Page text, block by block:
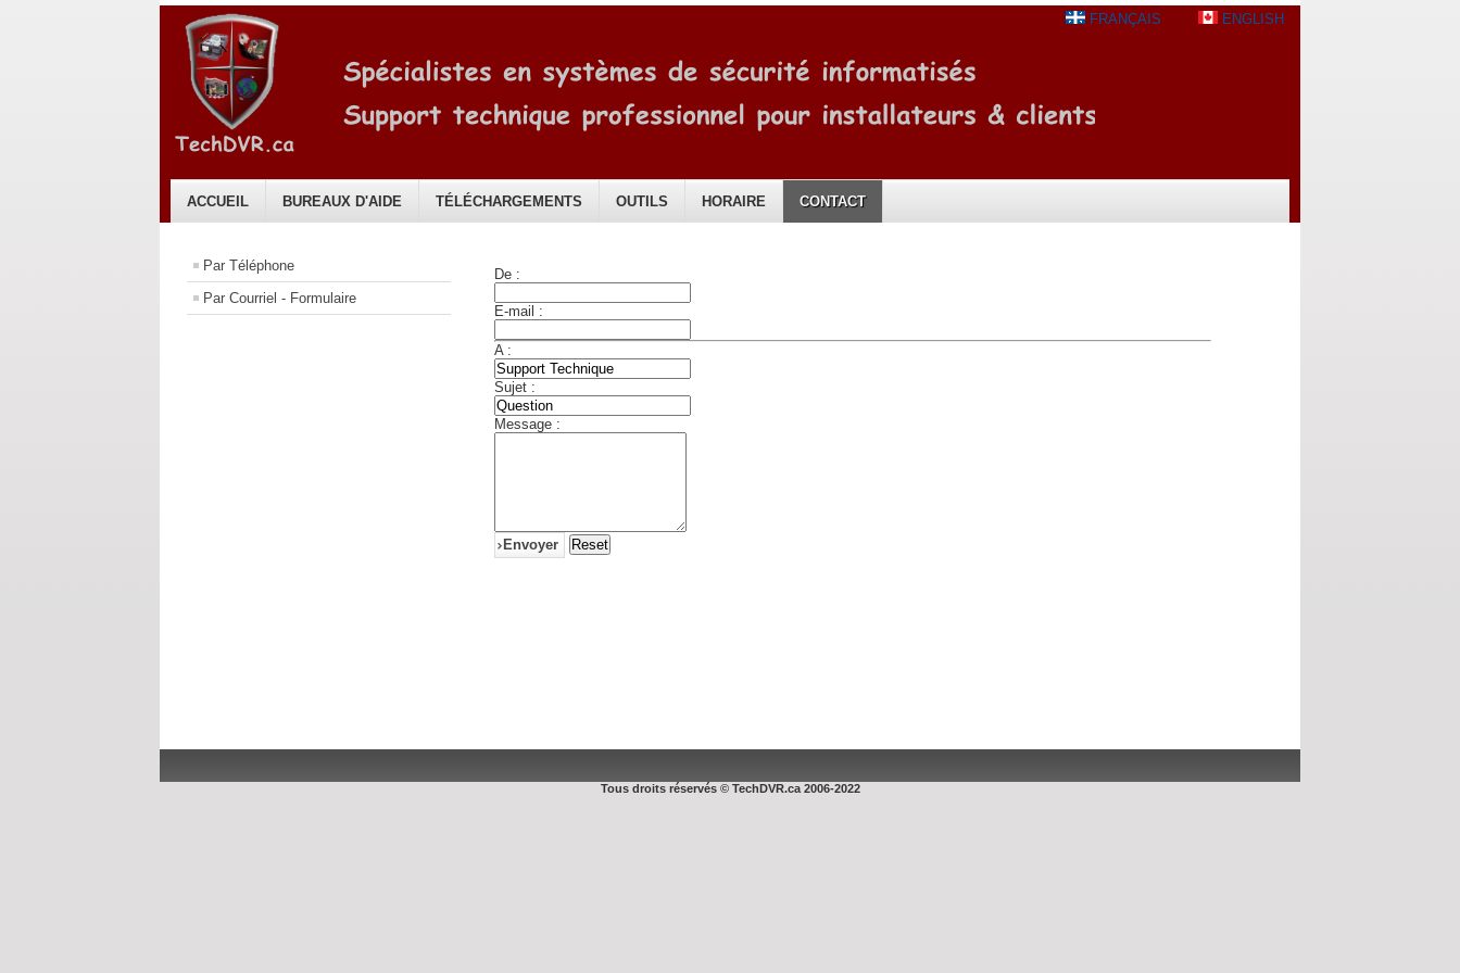
FRANÇAIS ENGLISH
ACCUEIL BUREAUX D'AIDE TÉLÉCHARGEMENTS OUTILS HORAIRE CONTACT
Par Téléphone
Par Courriel - Formulaire
De :
E-mail :
A :
Sujet :
Message :
Envoyer Reset
Tous droits réservés © TechDVR.ca 2006-2022